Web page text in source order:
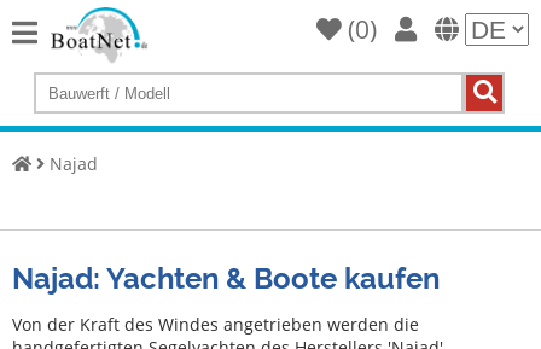
Home
Yacht
Gewerbliche
Verkäufer
Private
(0)
Najad
Najad: Yachten & Boote kaufen
Von der Kraft des Windes angetrieben werden die